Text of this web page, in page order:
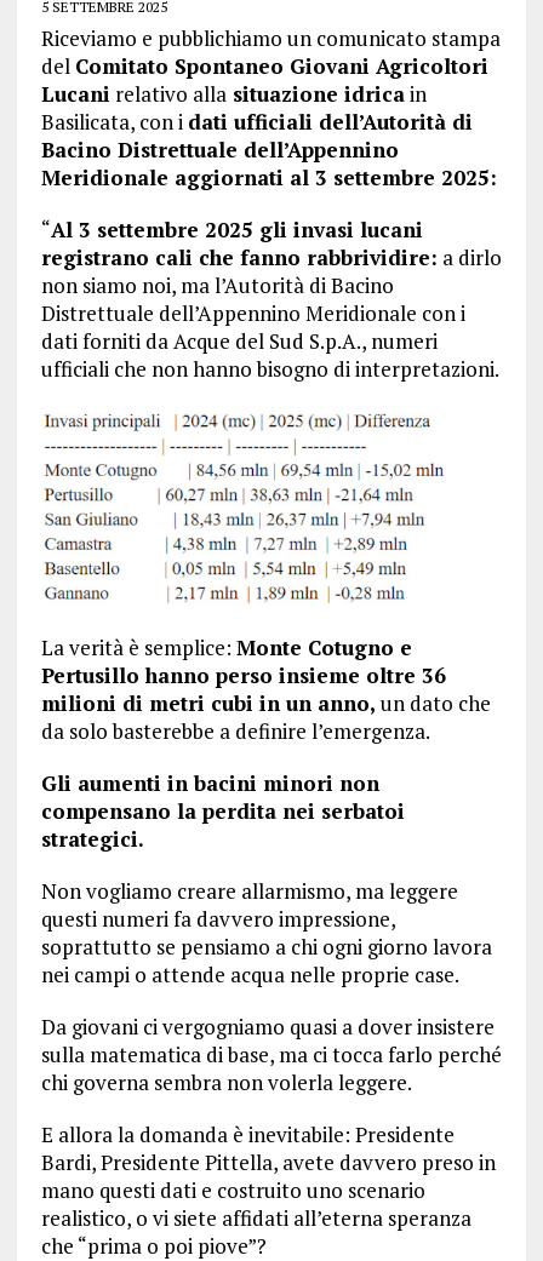
5 SETTEMBRE 2025
Riceviamo e pubblichiamo un comunicato stampa
del Comitato Spontaneo Giovani Agricoltori
Lucani relativo allasituazione idricain
Basilicata, con i dati ufficiali dell’Autorità di
Bacino Distrettuale dell’Appennino
Meridionale aggiornati al 3 settembre 2025:
“Al 3 settembre 2025 gli invasi lucani
registrano cali che fanno rabbrividire: a dirlo
non siamo noi, ma l’Autorità di Bacino
Distrettuale dell’Appennino Meridionale con i
dati forniti da Acque del Sud S.p.A., numeri
ufficiali che non hanno bisogno di interpretazioni.
La verità è semplice: Monte Cotugno e
Pertusillo hanno perso insieme oltre 36
milioni di metri cubi in un anno, un dato che
da solo basterebbe a definire l’emergenza.
Gli aumenti in bacini minori non
compensano la perdita nei serbatoi
strategici.
Non vogliamo creare allarmismo, ma leggere
questi numeri fa davvero impressione,
soprattutto se pensiamo a chi ogni giorno lavora
nei campi o attende acqua nelle proprie case.
Da giovani ci vergogniamo quasi a dover insistere
sulla matematica di base, ma ci tocca farlo perché
chi governa sembra non volerla leggere.
E allora la domanda è inevitabile: Presidente
Bardi, Presidente Pittella, avete davvero preso in
mano questi dati e costruito uno scenario
realistico, o vi siete affidati all’eterna speranza
che “prima o poi piove”?